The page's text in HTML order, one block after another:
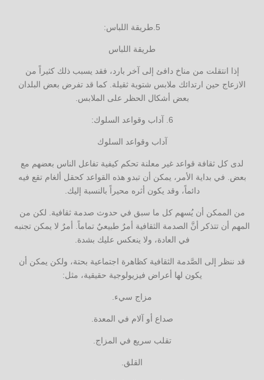
5.طريقة اللباس:
طريقة اللباس
إذا انتقلت من مناخ دافئ إلى آخر بارد، فقد يسبب ذلك كثيراً من
الازعاج حين ارتدائك ملابس شتوية ثقيلة. كما قد تفرض بعض البلدان
بعض أشكال الحظر على الملابس.
6. آداب وقواعد السلوك:
آداب وقواعد السلوك
لدى كل ثقافة قواعد غير معلنة تحكم كيفية تفاعل الناس بعضهم مع
بعض. في بداية الأمر، يمكن أن تبدو هذه القواعد كحقل ألغام تقع فيه
دائماً، وقد يكون أثره محيراً بالنسبة إليك.
من الممكن أن يُسهم كل ما سبق في حدوث صدمة ثقافية. لكن من
المهم أن تتذكر أنَّ الصدمة الثقافية أمرٌ طبيعيٌ تماماً. أمرٌ لا يمكن تجنبه
في العادة، ولا ينعكس عليك بشدة.
قد ننظر إلى الصَّدمة الثقافية كظاهرة اجتماعية بحتة، ولكن يمكن أن
يكون لها أعراض فيزيولوجية حقيقية، مثل:
مزاج سيء.
صداع أو آلام في المعدة.
تقلب سريع في المزاج.
القلق.